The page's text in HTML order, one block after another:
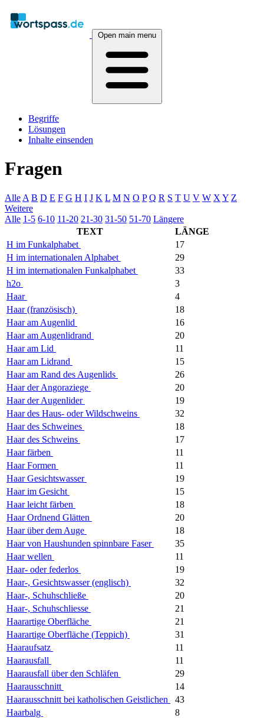
Open main menu
Begriffe
Lösungen
Inhalte einsenden
Fragen
Alle A B D E F G H I J K L M N O P Q R S T U V W X Y Z
Weitere
Alle 1-5 6-10 11-20 21-30 31-50 51-70 Längere
TEXT
LÄNGE
H im Funkalphabet
17
H im internationalen Alphabet
29
H im internationalen Funkalphabet
33
h2o
3
Haar
4
Haar (französisch)
18
Haar am Augenlid
16
Haar am Augenlidrand
20
Haar am Lid
11
Haar am Lidrand
15
Haar am Rand des Augenlids
26
Haar der Angoraziege
20
Haar der Augenlider
19
Haar des Haus- oder Wildschweins
32
Haar des Schweines
18
Haar des Schweins
17
Haar färben
11
Haar Formen
11
Haar Gesichtswasser
19
Haar im Gesicht
15
Haar leicht färben
18
Haar Ordnend Glätten
20
Haar über dem Auge
18
Haar von Haushunden spinnbare Faser
35
Haar wellen
11
Haar- oder federlos
19
Haar-, Gesichtswasser (englisch)
32
Haar-, Schuhschließe
20
Haar-, Schuhschliesse
21
Haarartige Oberfläche
21
Haarartige Oberfläche (Teppich)
31
Haaraufsatz
11
Haarausfall
11
Haarausfall über den Schläfen
29
Haarausschnitt
14
Haarausschnitt bei katholischen Geistlichen
43
Haarbalg
8